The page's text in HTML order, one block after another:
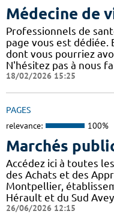
Médecine de
Professionnels de
page vous est
dont vous pourriez
N'hésitez pas à nous
18/02/2026 15:25
PAGES
relevance: 100%
Marchés
Accédez ici à toutes
des Achats et des
Montpellier,
Hérault et du Sud
26/06/2026 12:15